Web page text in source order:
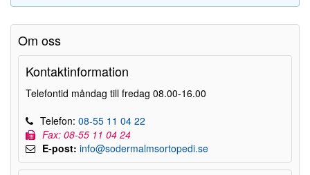
Om oss
Kontaktinformation
Telefontid måndag till fredag 08.00-16.00
Telefon: 08-55 11 04 22
Fax: 08-55 11 04 24
E-post: info@sodermalmsortopedi.se